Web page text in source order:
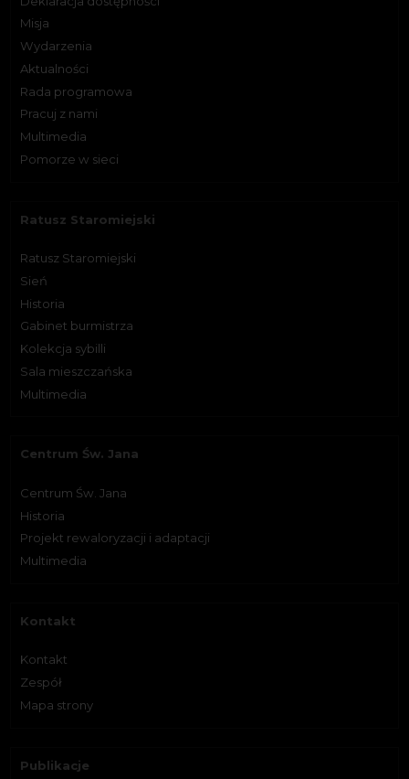
Misja
Wydarzenia
Aktualności
Rada programowa
Pracuj z nami
Multimedia
Pomorze w sieci
Ratusz Staromiejski
Ratusz Staromiejski
Sień
Historia
Gabinet burmistrza
Kolekcja sybilli
Sala mieszczańska
Multimedia
Centrum Św. Jana
Centrum Św. Jana
Historia
Projekt rewaloryzacji i adaptacji
Multimedia
Kontakt
Kontakt
Zespół
Mapa strony
Publikacje